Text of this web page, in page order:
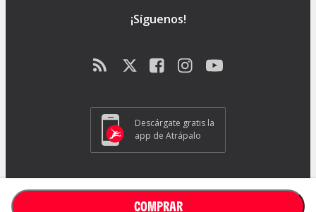
COMPRAR
¡Síguenos!
Descárgate gratis la
app de Atrápalo